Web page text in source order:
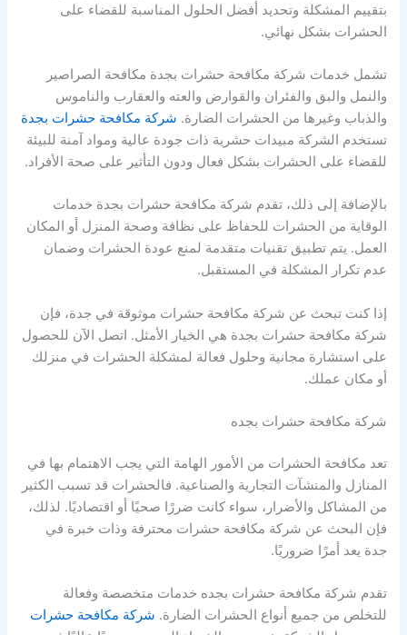
بتقييم المشكلة وتحديد أفضل الحلول المناسبة للقضاء على
الحشرات بشكل نهائي.
تشمل خدمات شركة مكافحة حشرات بجدة مكافحة الصراصير
والنمل والبق والفئران والقوارض والعته والعقارب والناموس
والذباب وغيرها من الحشرات الضارة. شركة مكافحة حشرات بجدة
تستخدم الشركة مبيدات حشرية ذات جودة عالية ومواد آمنة للبيئة
للقضاء على الحشرات بشكل فعال ودون التأثير على صحة الأفراد.
بالإضافة إلى ذلك، تقدم شركة مكافحة حشرات بجدة خدمات
الوقاية من الحشرات للحفاظ على نظافة وصحة المنزل أو المكان
العمل. يتم تطبيق تقنيات متقدمة لمنع عودة الحشرات وضمان
عدم تكرار المشكلة في المستقبل.
إذا كنت تبحث عن شركة مكافحة حشرات موثوقة في جدة، فإن
شركة مكافحة حشرات بجدة هي الخيار الأمثل. اتصل الآن للحصول
على استشارة مجانية وحلول فعالة لمشكلة الحشرات في منزلك
أو مكان عملك.
شركة مكافحة حشرات بجده
تعد مكافحة الحشرات من الأمور الهامة التي يجب الاهتمام بها في
المنازل والمنشآت التجارية والصناعية. فالحشرات قد تسبب الكثير
من المشاكل والأضرار، سواء كانت ضررًا صحيًا أو اقتصاديًا. لذلك،
فإن البحث عن شركة مكافحة حشرات محترفة وذات خبرة في
جدة يعد أمرًا ضروريًا.
تقدم شركة مكافحة حشرات بجده خدمات متخصصة وفعالة
للتخلص من جميع أنواع الحشرات الضارة. شركة مكافحة حشرات